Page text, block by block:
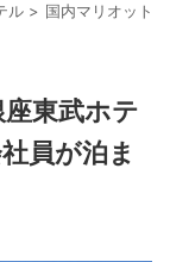
ル > 国内マリオット
東武ホテ
員が泊ま